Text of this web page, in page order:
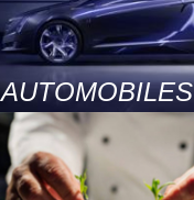
AUTOMOBILES